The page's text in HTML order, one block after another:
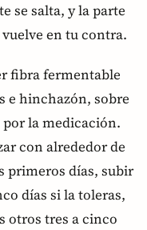
se salta, y la parte
en tu contra.
fibra fermentable
e hinchazón, sobre
la medicación.
con alrededor de
primeros días, subir
días si la toleras,
otros tres a cinco